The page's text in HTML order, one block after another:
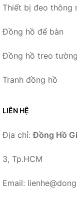
Thiết bị đeo thông
Đồng hồ để bàn
Đồng hồ treo tường
Tranh đồng hồ
LIÊN HỆ
Địa chỉ:Đồng Hồ
3, Tp.HCM
Email: